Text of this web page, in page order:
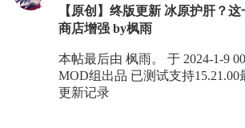
【原创】终版更新 冰原护肝？
商店增强 by枫雨
本帖最后由 枫雨。 于 2024-1-9
MOD组出品 已测试支持15.21.00
更新记录